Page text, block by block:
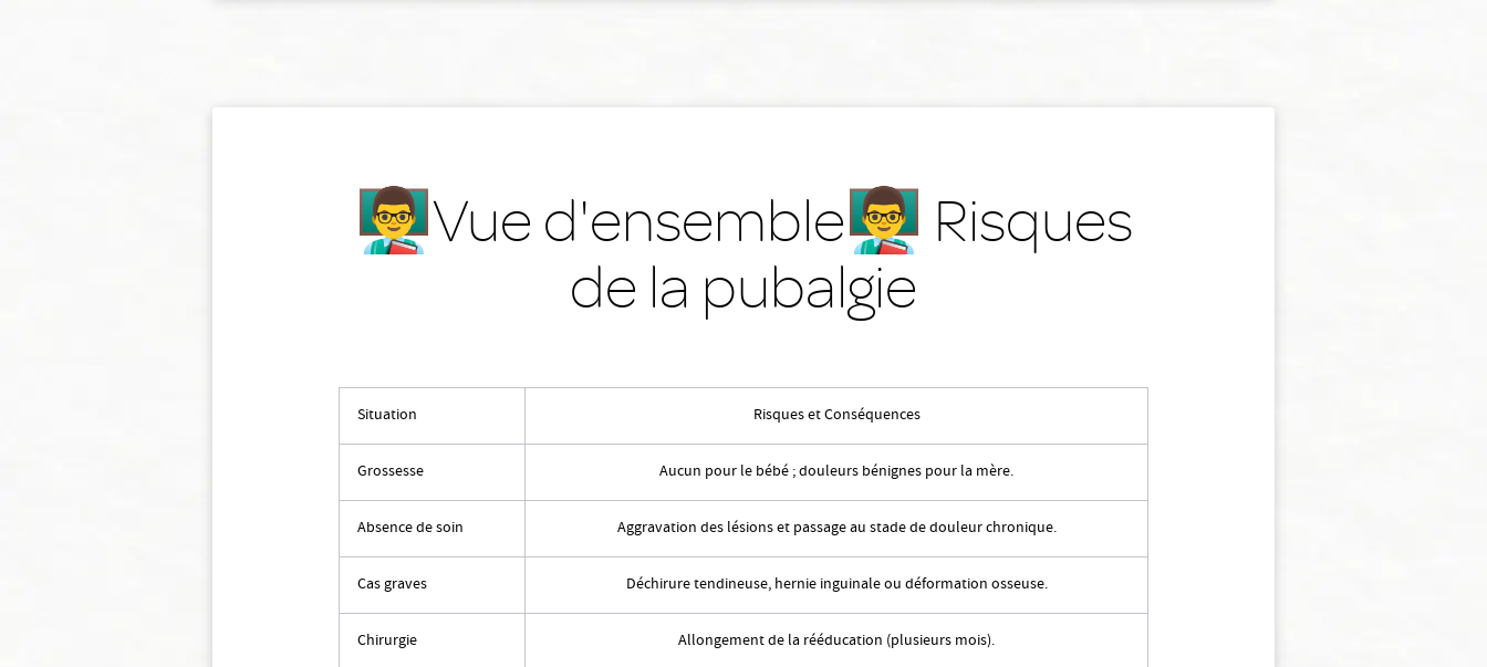
👨‍🏫Vue d'ensemble👨‍🏫 Risques
de la pubalgie
Situation Risques et Conséquences
Grossesse Aucun pour le bébé ; douleurs bénignes pour la mère.
Absence de soin Aggravation des lésions et passage au stade de douleur chronique.
Cas graves Déchirure tendineuse, hernie inguinale ou déformation osseuse.
Chirurgie Allongement de la rééducation (plusieurs mois).